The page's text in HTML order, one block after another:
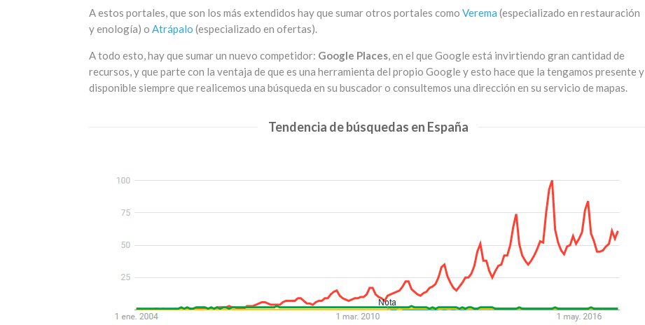
A estos portales, que son los más extendidos hay que sumar otros portales como Verema (especializado en restauración
y enología) o Atrápalo (especializado en ofertas).
A todo esto, hay que sumar un nuevo competidor: Google Places, en el que Google está invirtiendo gran cantidad de
recursos, y que parte con la ventaja de que es una herramienta del propio Google y esto hace que la tengamos presente y
disponible siempre que realicemos una búsqueda en su buscador o consultemos una dirección en su servicio de mapas.
Tendencia de búsquedas en España